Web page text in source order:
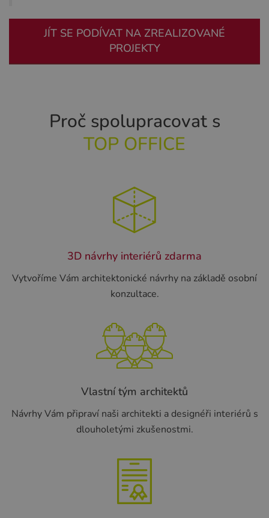
JÍT SE PODÍVAT NA ZREALIZOVANÉ
PROJEKTY
Proč spolupracovat s
TOP OFFICE
3D návrhy interiérů zdarma
Vytvoříme Vám architektonické návrhy na základě osobní
konzultace.
Vlastní tým architektů
Návrhy Vám připraví naši architekti a designéři interiérů s
dlouholetými zkušenostmi.